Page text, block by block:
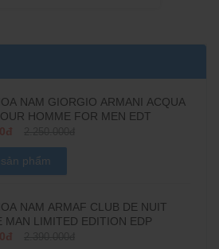
NAM GIORGIO ARMANI ACQUA
HOMME FOR MEN EDT
phẩm
NAM ARMAF CLUB DE NUIT
MAN LIMITED EDITION EDP